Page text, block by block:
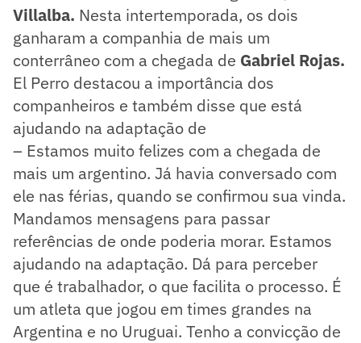
Villalba. Nesta intertemporada, os dois
ganharam a companhia de mais um
conterrâneo com a chegada de Gabriel Rojas.
El Perro destacou a importância dos
companheiros e também disse que está
ajudando na adaptação de
– Estamos muito felizes com a chegada de
mais um argentino. Já havia conversado com
ele nas férias, quando se confirmou sua vinda.
Mandamos mensagens para passar
referências de onde poderia morar. Estamos
ajudando na adaptação. Dá para perceber
que é trabalhador, o que facilita o processo. É
um atleta que jogou em times grandes na
Argentina e no Uruguai. Tenho a convicção de